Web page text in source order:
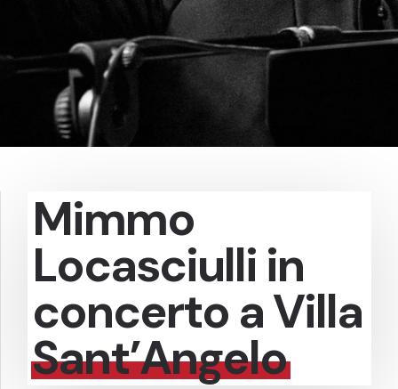
Mimmo
Locasciulli in
concerto a Villa
Sant’Angelo